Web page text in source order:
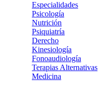
Especialidades
Psicología
Nutrición
Psiquiatría
Derecho
Kinesiología
Fonoaudiología
Terapias Alternativas
Medicina